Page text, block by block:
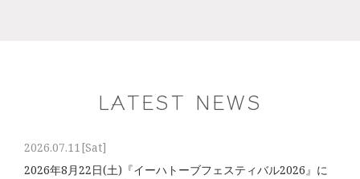
LATEST NEWS
2026.07.11[Sat]
2026年8⽉22⽇(土)『イーハトーブフェスティバル2026』に